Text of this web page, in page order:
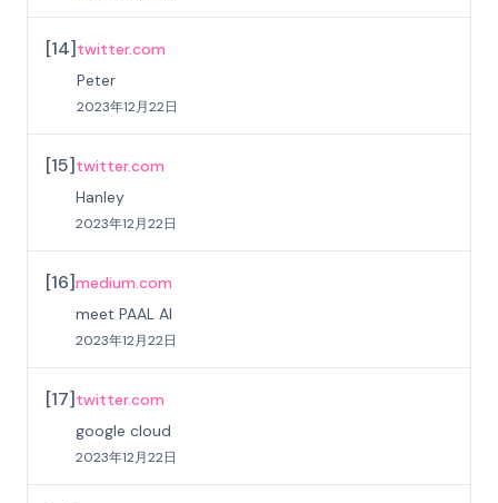
[14] twitter.com
Peter
2023年12月22日
[15] twitter.com
Hanley
2023年12月22日
[16]medium.com
meet PAAL AI
2023年12月22日
[17] twitter.com
google cloud
2023年12月22日